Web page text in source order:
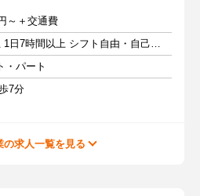
～＋交通費
週1日以上 1日7時間以上 シフト自由・自己申告
・パート
7分
の求人一覧を見る